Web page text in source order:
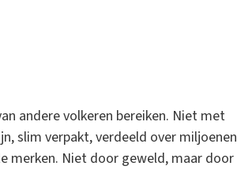
andere volkeren bereiken. Niet met
slim verpakt, verdeeld over miljoenen
merken. Niet door geweld, maar door